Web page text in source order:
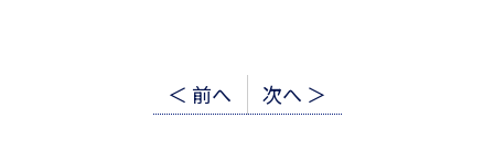
＜ 前へ 次へ ＞